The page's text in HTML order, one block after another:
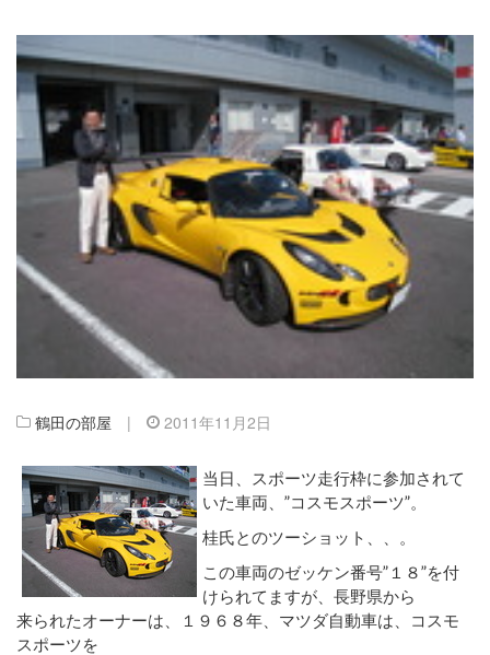
鶴田の部屋 | 2011年11月2日
当日、スポーツ走行枠に参加されて
いた車両、”コスモスポーツ”。
桂氏とのツーショット、、。
この車両のゼッケン番号”１８”を付
けられてますが、長野県から
来られたオーナーは、１９６８年、マツダ自動車は、コスモ
スポーツを